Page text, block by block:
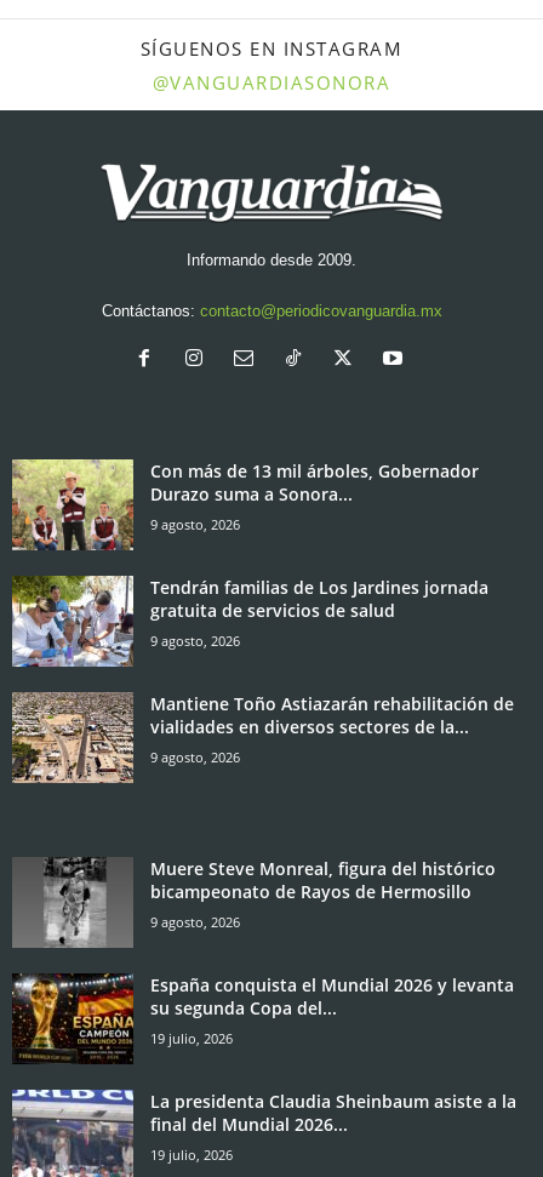
SÍGUENOS EN INSTAGRAM
@VANGUARDIASONORA
Informando desde 2009.
Contáctanos: contacto@periodicovanguardia.mx
Con más de 13 mil árboles, Gobernador
Durazo suma a Sonora...
9 agosto, 2026
Tendrán familias de Los Jardines jornada
gratuita de servicios de salud
9 agosto, 2026
Mantiene Toño Astiazarán rehabilitación de
vialidades en diversos sectores de la...
9 agosto, 2026
Muere Steve Monreal, figura del histórico
bicampeonato de Rayos de Hermosillo
9 agosto, 2026
España conquista el Mundial 2026 y levanta
su segunda Copa del...
19 julio, 2026
La presidenta Claudia Sheinbaum asiste a la
final del Mundial 2026...
19 julio, 2026